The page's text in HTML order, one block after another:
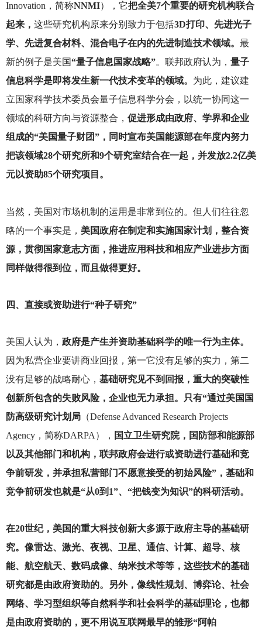
Innovation，简称NNMI），它把全美7个重要的研究机构联合
起来， 这些研究机构原来分别致力于包括3D打印、先进光子
学、先进复合材料、混合电子在内的先进制造技术领域。 最
新的例子是美国“量子信息国家战略”。联邦政府认为， 量子
信息科学是即将发生新一代技术变革的领域。 为此，建议建
立国家科学技术委员会量子信息科学分会，以统一协同这一
领域的科研方向与资源整合， 促进形成由政府、学界和企业
组成的“美国量子财团”，同时宣布美国能源部在年度内努力
把该领域28个研究所和9个研究室结合在一起，并发放2.2亿美
元以资助85个研究项目。
当然，美国对市场机制的运用是非常到位的。但人们往往忽
略的一个事实是， 美国政府在制定和实施国家计划，整合资
源，贯彻国家意志方面，推进应用科技和相应产业进步方面
同样做得很到位，而且做得更好。
四、直接或资助进行“种子研究”
美国人认为， 政府是产生并资助基础科学的唯一行为主体。
因为私营企业要讲商业回报，第一它没有足够的实力，第二
没有足够的战略耐心， 基础研究见不到回报，重大的突破性
创新所包含的失败风险，企业也无力承担。只有“通过美国国
防高级研究计划局（Defense Advanced Research Projects
Agency，简称DARPA）， 国立卫生研究院，国防部和能源部
以及其他部门和机构，联邦政府会进行或资助进行基础和竞
争前研发，并承担私营部门不愿意接受的初始风险”，基础和
竞争前研发也就是“从0到1”、“把钱变为知识”的科研活动。
在20世纪，美国的重大科技创新大多源于政府主导的基础研
究。像雷达、激光、夜视、卫星、通信、计算、超导、核
能、航空航天、数码成像、纳米技术等等，这些技术的基础
研究都是由政府资助的。另外，像线性规划、博弈论、社会
网络、学习型组织等自然科学和社会科学的基础理论，也都
是由政府资助的，更不用说互联网最早的雏形“阿帕